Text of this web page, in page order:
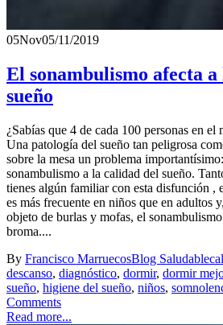
05Nov05/11/2019
El sonambulismo afecta a
sueño
¿Sabías que 4 de cada 100 personas en el
Una patología del sueño tan peligrosa
sobre la mesa un problema
sonambulismo a la calidad del sueño.
tienes algún familiar con esta disfunción ,
es más frecuente en niños que en adultos
objeto de burlas y mofas, el
broma....
By Francisco MarruecosBlog Saludable
descanso, diagnóstico, dormir, dormir
sueño, higiene del sueño, niños,
Comments
Read more...